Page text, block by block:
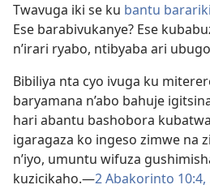
Twavuga iki se ku bantu
Ese barabivukanye? Ese
n’irari ryabo, ntibyaba ari
Bibiliya nta cyo ivuga ku
baryamana n’abo bahuje
hari abantu bashobora
igaragaza ko ingeso zimwe na
n’iyo, umuntu wifuza
kuzicikaho.—2 Abakorinto 10:4,